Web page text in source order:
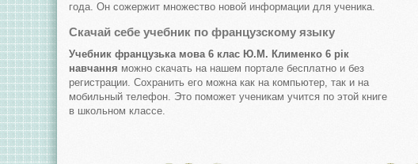
года. Он сожержит множество новой информации для ученика.
Скачай себе учебник по французскому языку
Учебник французька мова 6 клас Ю.М. Клименко 6 рік
навчання можно скачать на нашем портале бесплатно и без
регистрации. Сохранить его можна как на компьютер, так и на
мобильный телефон. Это поможет ученикам учится по этой книге
в школьном классе.